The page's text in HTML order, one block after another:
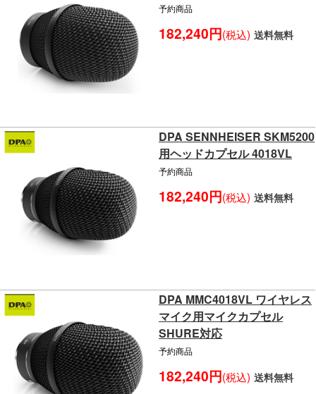
予約商品
182,240円(税込) 送料無料
DPA SENNHEISER SKM5200
用ヘッドカプセル 4018VL
予約商品
182,240円(税込) 送料無料
DPA MMC4018VL ワイヤレス
マイク用マイクカプセル
SHURE対応
予約商品
182,240円(税込) 送料無料